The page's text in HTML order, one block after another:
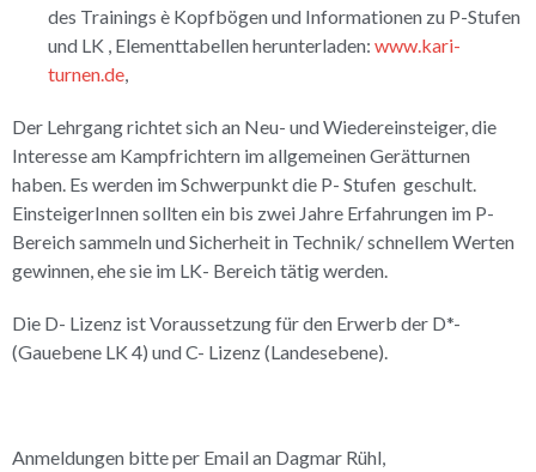
des Trainings è Kopfbögen und Informationen zu P-Stufen
und LK , Elementtabellen herunterladen: www.kari-
turnen.de,
Der Lehrgang richtet sich an Neu- und Wiedereinsteiger, die
Interesse am Kampfrichtern im allgemeinen Gerätturnen
haben. Es werden im Schwerpunkt die P- Stufen geschult.
EinsteigerInnen sollten ein bis zwei Jahre Erfahrungen im P-
Bereich sammeln und Sicherheit in Technik/ schnellem Werten
gewinnen, ehe sie im LK- Bereich tätig werden.
Die D- Lizenz ist Voraussetzung für den Erwerb der D*-
(Gauebene LK 4) und C- Lizenz (Landesebene).
Anmeldungen bitte per Email an Dagmar Rühl,